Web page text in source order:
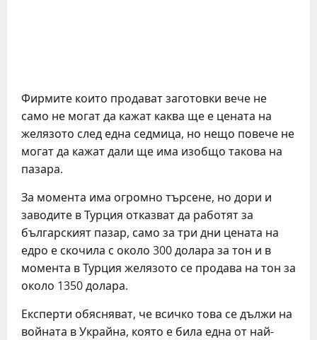
Фирмите които продават заготовки вече не
само не могат да кажат каква ще е цената на
желязото след една седмица, но нещо повече не
могат да кажат дали ще има изобщо такова на
пазара.
За момента има огромно търсене, но дори и
заводите в Турция отказват да работят за
българският пазар, само за три дни цената на
едро е скочила с около 300 долара за тон и в
момента в Турция желязото се продава на тон за
около 1350 долара.
Експерти обясняват, че всичко това се дължи на
войната в Украйна, която е била една от най-